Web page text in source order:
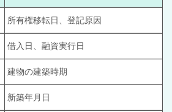
所有権移転日、登記原因
借入日、融資実行日
建物の建築時期
新築年月日